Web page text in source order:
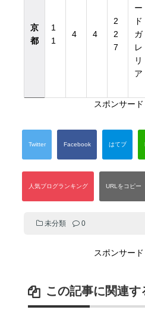
京
都
1
1
4 4
2
2
7
ー
ド
ガ
レ
リ
ア
スポンサー
未分類 0
スポンサー
この記事に関連す